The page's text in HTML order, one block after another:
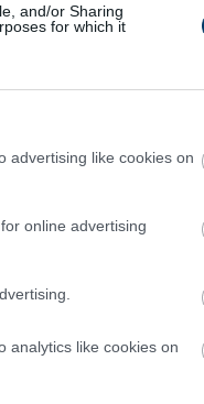
and/or Sharing
for which it
advertising like cookies on
online advertising
analytics like cookies on
kefékhasználata segít